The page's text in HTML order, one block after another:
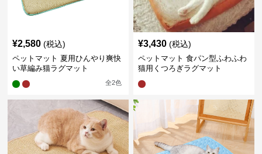
¥2,580 (税込)
ペットマット 夏用ひんやり爽快
い草編み猫ラグマット
全2色
¥3,430 (税込)
ペットマット 食パン型ふわふわ
猫用くつろぎラグマット